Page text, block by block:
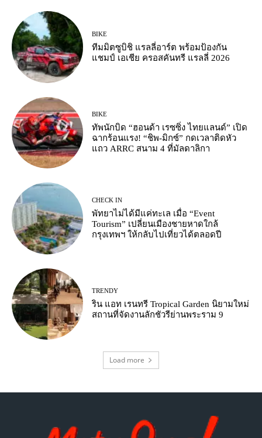
BIKE
ทีมมิตซูบิชิ แรลลี่อาร์ต พร้อมป้องกัน
แชมป์ เอเชีย ครอสคันทรี แรลลี่ 2026
BIKE
ทัพนักบิด “ฮอนด้า เรซซิ่ง ไทยแลนด์” เปิด
ฉากร้อนแรง! “ชิพ-มิกซ์” กดเวลาติดหัว
แถว ARRC สนาม 4 ที่มัลดาลิกา
CHECK IN
พัทยาไม่ได้มีแค่ทะเล เมื่อ “Event
Tourism” เปลี่ยนเมืองชายหาดใกล้
กรุงเทพฯ ให้กลับไปเที่ยวได้ตลอดปี
TRENDY
ริน แอท เรนทรี Tropical Garden นิยามใหม่
สถานที่จัดงานลักชัวรีย่านพระราม 9
Load more